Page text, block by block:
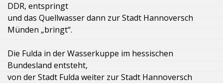
DDR, entspringt
und das Quellwasser dann zur Stadt Hannoversch
Münden „bringt“.
Die Fulda in der Wasserkuppe im hessischen
Bundesland entsteht,
von der Stadt Fulda weiter zur Stadt Hannoversch